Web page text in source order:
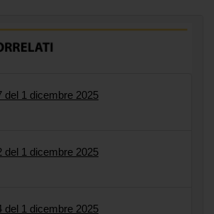
del 1 dicembre 2025
del 1 dicembre 2025
del 1 dicembre 2025